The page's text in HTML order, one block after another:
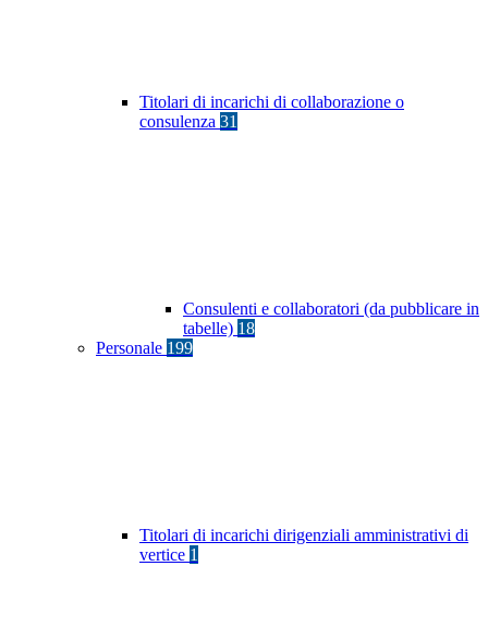
Titolari di incarichi di collaborazione o
consulenza 31
Consulenti e collaboratori (da pubblicare in
tabelle) 18
Personale 199
Titolari di incarichi dirigenziali amministrativi di
vertice 1